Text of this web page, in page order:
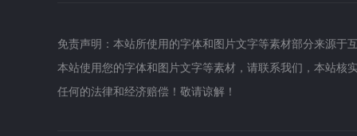
免责声明：本站所使用的字体和图片文字等素材部分来源
本站使用您的字体和图片文字等素材，请联系我们，本站
任何的法律和经济赔偿！敬请谅解！